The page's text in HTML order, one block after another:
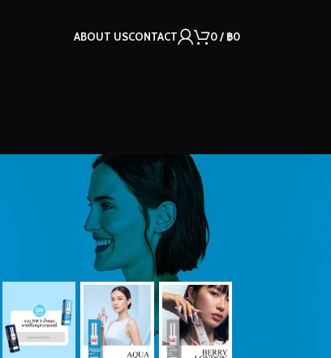
ABOUT USCONTACT 0/ ฿0
OUR INSTAGRAM